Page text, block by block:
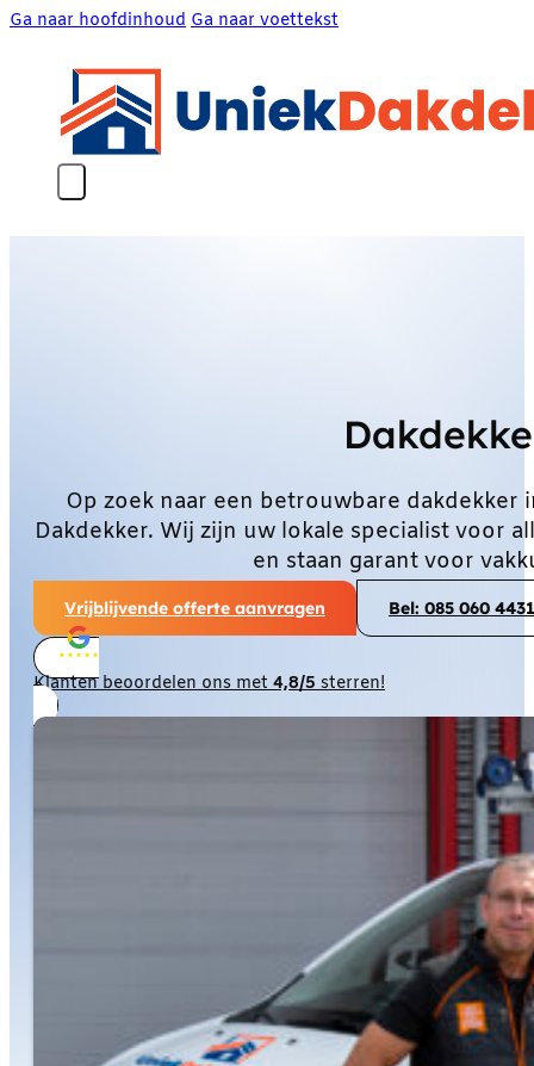
Ga naar hoofdinhoud Ga naar voettekst
Op zoek naar een betrouwbare
Dakdekker. Wij zijn uw lokale specialist voor
en staan garant voor
Vrijblijvende offerte aanvragen Bel: 085 060 4431
Klanten beoordelen ons met4,8/5sterren!